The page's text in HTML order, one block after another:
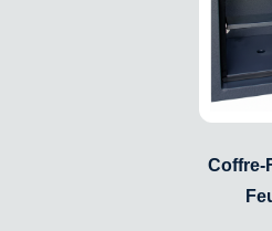
Coffre-